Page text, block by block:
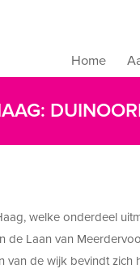
Home
welke onderdeel
de Laan van
van de wijk bevindt zich